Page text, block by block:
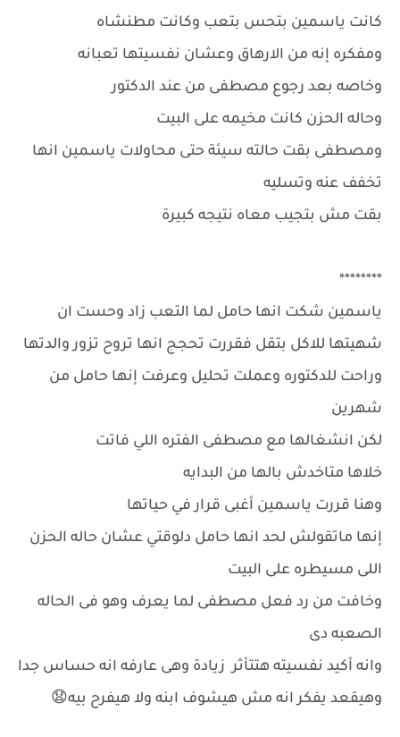
كانت ياسمين بتحس بتعب وكانت مطنشاه
ومفكره إنه من الارهاق وعشان نفسيتها تعبانه
وخاصه بعد رجوع مصطفى من عند الدكتور
وحاله الحزن كانت مخيمه على البيت
ومصطفى بقت حالته سيئة حتى محاولات ياسمين انها
تخفف عنه وتسليه
بقت مش بتجيب معاه نتيجه كبيرة
********
ياسمين شكت انها حامل لما التعب زاد وحست ان
شهيتها للاكل بتقل فقررت تحجج انها تروح تزور والدتها
وراحت للدكتوره وعملت تحليل وعرفت إنها حامل من
شهرين
لكن انشغالها مع مصطفى الفتره اللي فاتت
خلاها متاخدش بالها من البدايه
وهنا قررت ياسمين أغبى قرار في حياتها
إنها ماتقولش لحد انها حامل دلوقتي عشان حاله الحزن
اللى مسيطره على البيت
وخافت من رد فعل مصطفى لما يعرف وهو فى الحاله
الصعبه دى
وانه أكيد نفسيته هتتأثر زيادة وهى عارفه انه حساس جدا
وهيقعد يفكر انه مش هيشوف ابنه ولا هيفرح بيه😧